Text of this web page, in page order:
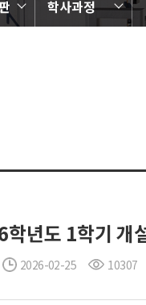
학사과정
년도 1학기 개
2026-02-25 10307